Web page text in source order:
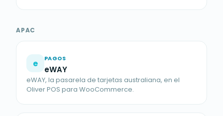
APAC
e PAGOS
eWAY
eWAY, la pasarela de tarjetas australiana, en el
Oliver POS para WooCommerce.